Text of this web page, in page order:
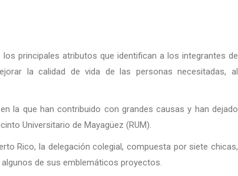
principales atributos que identifican a los integrantes de
la calidad de vida de las personas necesitadas, al
la que han contribuido con grandes causas y han dejado
Universitario de Mayagüez (RUM).
Rico, la delegación colegial, compuesta por siete chicas,
de sus emblemáticos proyectos.